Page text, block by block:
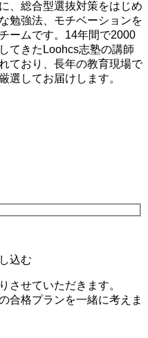
、総合型選抜対策をはじめ
勉強法、モチベーションを
ームです。14年間で2000
てきたLoohcs志塾の講師
ており、長年の教育現場で
選してお届けします。
込む
させていただきます。
合格プランを一緒に考えま